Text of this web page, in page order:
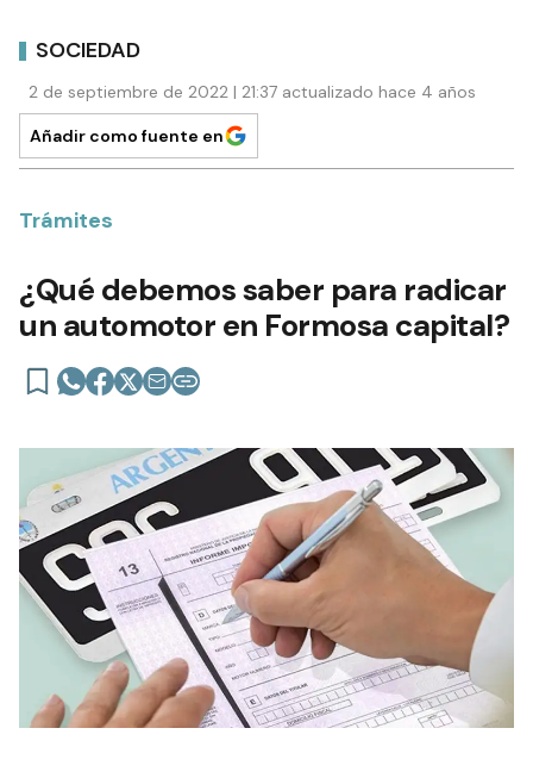
SOCIEDAD
2 de septiembre de 2022 | 21:37 actualizado hace 4 años
Añadir como fuente en
Trámites
¿Qué debemos saber para radicar
un automotor en Formosa capital?